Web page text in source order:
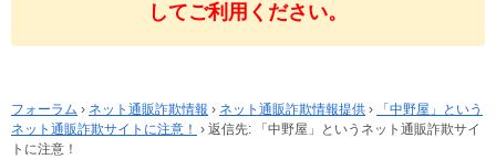
してご利用ください。
フォーラム › ネット通販詐欺情報 › ネット通販詐欺情報提供 ›
「中野屋」という
ネット通販詐欺サイトに注意！ › 返信先: 「中野屋」というネット通販詐欺サイ
トに注意！